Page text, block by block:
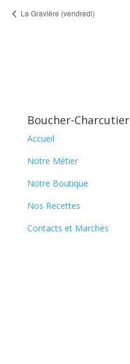
La Gravière (vendredi)
Boucher-Charcutier
Accueil
Notre Métier
Notre Boutique
Nos Recettes
Contacts et Marchés